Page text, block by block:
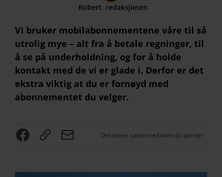
Robert, redaksjonen
Vi bruker mobilabonnementene våre til så
utrolig mye – alt fra å betale regninger, til
å se på underholdning, og for å holde
kontakt med de vi er glade i. Derfor er det
ekstra viktig at du er fornøyd med
abonnementet du velger.
Del denne saken med noen du kjenner